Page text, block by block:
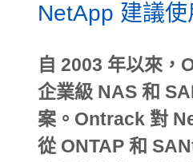
NetApp 建議使
自 2003 年以來
企業級 NAS 和
案。Ontrack 對
從 ONTAP 和